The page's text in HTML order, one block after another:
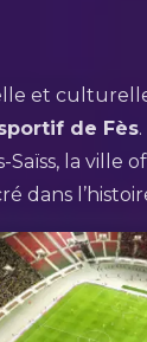
et
de Fès
Saïss, la ville
dans